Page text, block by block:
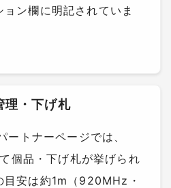
ン欄に明記されていま
理・下げ札
ートナーページでは、
個品・下げ札が挙げられ
目安は約1m（920MHz・